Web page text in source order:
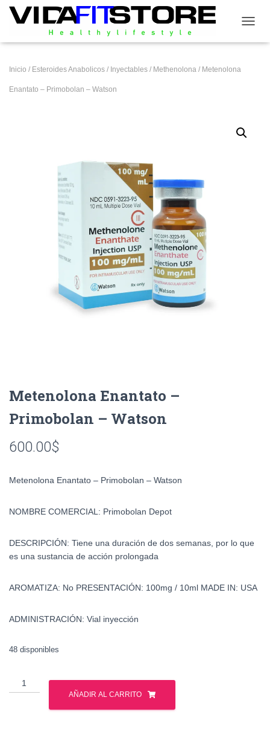
Inicio / Esteroides Anabolicos / Inyectables / Methenolona / Metenolona
Enantato – Primobolan – Watson
Metenolona Enantato –
Primobolan – Watson
600.00$
Metenolona Enantato – Primobolan – Watson
NOMBRE COMERCIAL : Primobolan Depot
DESCRIPCIÓN: Tiene una duración de dos semanas, por lo que
es una sustancia de acción prolongada
AROMATIZA: No PRESENTACIÓN: 100mg / 10ml MADE IN: USA
ADMINISTRACIÓN: Vial inyección
48 disponibles
Metenolona
Enantato
AÑADIR AL CARRITO